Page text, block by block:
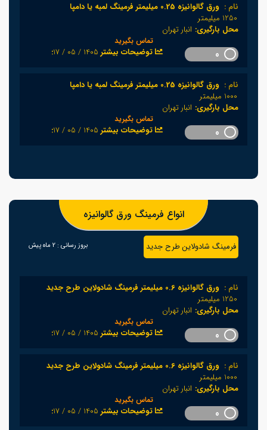
نام : ورق گالوانیزه 0.25 میلیمتر فرمینگ لمبه یا دامپا
1250 میلیمتر
محل بارگیری: انبار تهران
تماس بگیرید
:توضیحات بیشتر1405 / 05 / 17
نام : ورق گالوانیزه 0.25 میلیمتر فرمینگ لمبه یا دامپا
1000 میلیمتر
محل بارگیری: انبار تهران
تماس بگیرید
:توضیحات بیشتر1405 / 05 / 17
انواع فرمینگ ورق گالوانیزه
فرمینگ شادولاین طرح جدید بروز رسانی : 2 ماه پیش
نام : ورق گالوانیزه 0.6 میلیمتر فرمینگ شادولاین طرح جدید
1250 میلیمتر
محل بارگیری: انبار تهران
تماس بگیرید
:توضیحات بیشتر1405 / 05 / 17
نام : ورق گالوانیزه 0.6 میلیمتر فرمینگ شادولاین طرح جدید
1000 میلیمتر
محل بارگیری: انبار تهران
تماس بگیرید
:توضیحات بیشتر1405 / 05 / 17